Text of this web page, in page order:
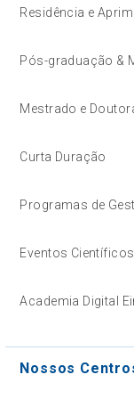
Residência e
Pós-graduação &
Mestrado e
Curta Duração
Programas de
Eventos Científicos
Academia Digital
Nossos